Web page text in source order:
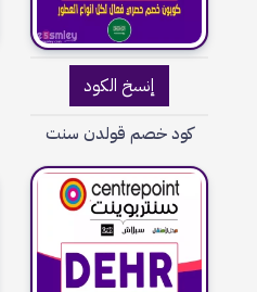
إنسخ الكود
كود خصم قولدن سنت